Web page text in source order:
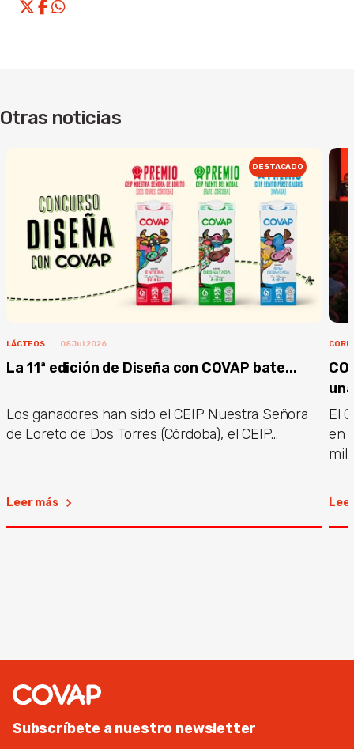
Otras noticias
DESTACADO
LÁCTEOS 08 Jul 2026
La 11ª edición de Diseña con COVAP bate...
Los ganadores han sido el CEIP Nuestra Señora
de Loreto de Dos Torres (Córdoba), el CEIP...
Leer más
El
en
Subscríbete a nuestro newsletter